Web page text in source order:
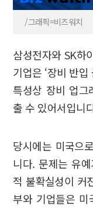
/그래픽=비즈워치
삼성전자와 SK하
기업은 ‘장비 반
특성상 장비 업그
출 수 있어서입니
당시에는 미국으
니다. 문제는 유
적 불확실성이 커
부와 기업들은 미